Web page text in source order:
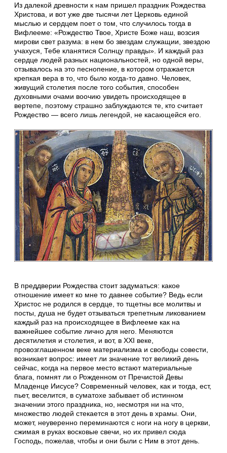
Из далекой древности к нам пришел праздник Рождества
Христова, и вот уже две тысячи лет Церковь единой
мыслью и сердцем поет о том, что случилось тогда в
Вифлееме: «Рождество Твое, Христе Боже наш, возсия
мирови свет разума: в нем бо звездам служащии, звездою
учахуся, Тебе кланятися Солнцу правды». И каждый раз
сердце людей разных национальностей, но одной веры,
отзывалось на это песнопение, в котором отражается
крепкая вера в то, что было когда-то давно. Человек,
живущий столетия после того события, способен
духовными очами воочию увидеть происходящее в
вертепе, поэтому страшно заблуждаются те, кто считает
Рождество — всего лишь легендой, не касающейся его.
В преддверии Рождества стоит задуматься: какое
отношение имеет ко мне то давнее событие? Ведь если
Христос не родился в сердце, то тщетны все молитвы и
посты, душа не будет отзываться трепетным ликованием
каждый раз на происходящее в Вифлееме как на
важнейшее событие лично для него. Меняются
десятилетия и столетия, и вот, в XXI веке,
провозглашенном веке материализма и свободы совести,
возникает вопрос: имеет ли значение тот великий день
сейчас, когда на первое место встают материальные
блага, помнят ли о Рожденном от Пречистой Девы
Младенце Иисусе? Современный человек, как и тогда, ест,
пьет, веселится, в суматохе забывает об истинном
значении этого праздника, но, несмотря ни на что,
множество людей стекается в этот день в храмы. Они,
может, неуверенно переминаются с ноги на ногу в церкви,
сжимая в руках восковые свечи, но их привел сюда
Господь, пожелав, чтобы и они были с Ним в этот день.